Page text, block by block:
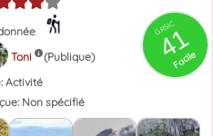
GRSIC
41
Facile
Toni
(Publique)
Activité
Non spécifié